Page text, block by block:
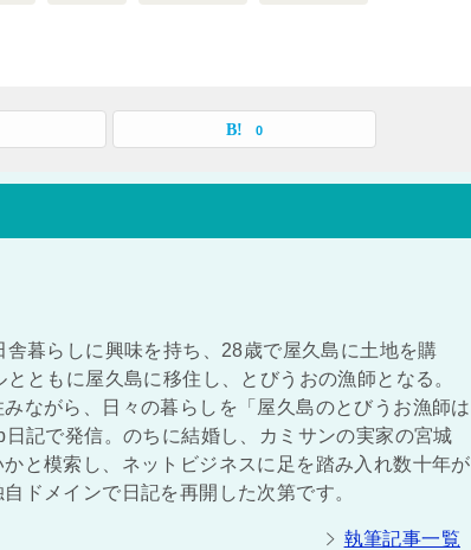
0
暮らしに興味を持ち、28歳で屋久島に土地を購
ともに屋久島に移住し、とびうおの漁師となる。
ながら、日々の暮らしを「屋久島のとびうお漁師は
記で発信。のちに結婚し、カミサンの実家の宮城
と模索し、ネットビジネスに足を踏み入れ数十年が
ドメインで日記を再開した次第です。
執筆記事一覧